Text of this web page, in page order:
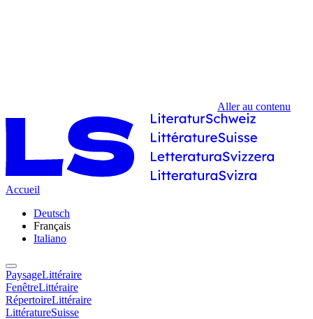
Aller au contenu
Accueil
Deutsch
Français
Italiano
PaysageLittéraire
FenêtreLittéraire
RépertoireLittéraire
LittératureSuisse